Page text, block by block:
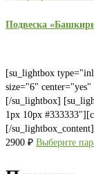
Подвеска
[su_lightbox
size="6" center="yes"
[/su_lightbox]
1px 10px
[/su_lightbox_content]
2900 ₽ Выберите